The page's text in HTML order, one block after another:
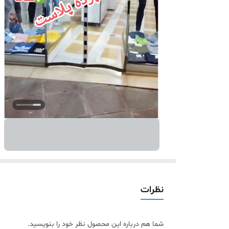
نظرات
شما هم درباره این محصول نظر خود را بنویسید.